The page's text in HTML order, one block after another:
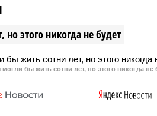
ударов по объектам
сообщала, что от Турции
исходило такое
этого никогда не будет
бы жить сотни лет, но этого никогда не